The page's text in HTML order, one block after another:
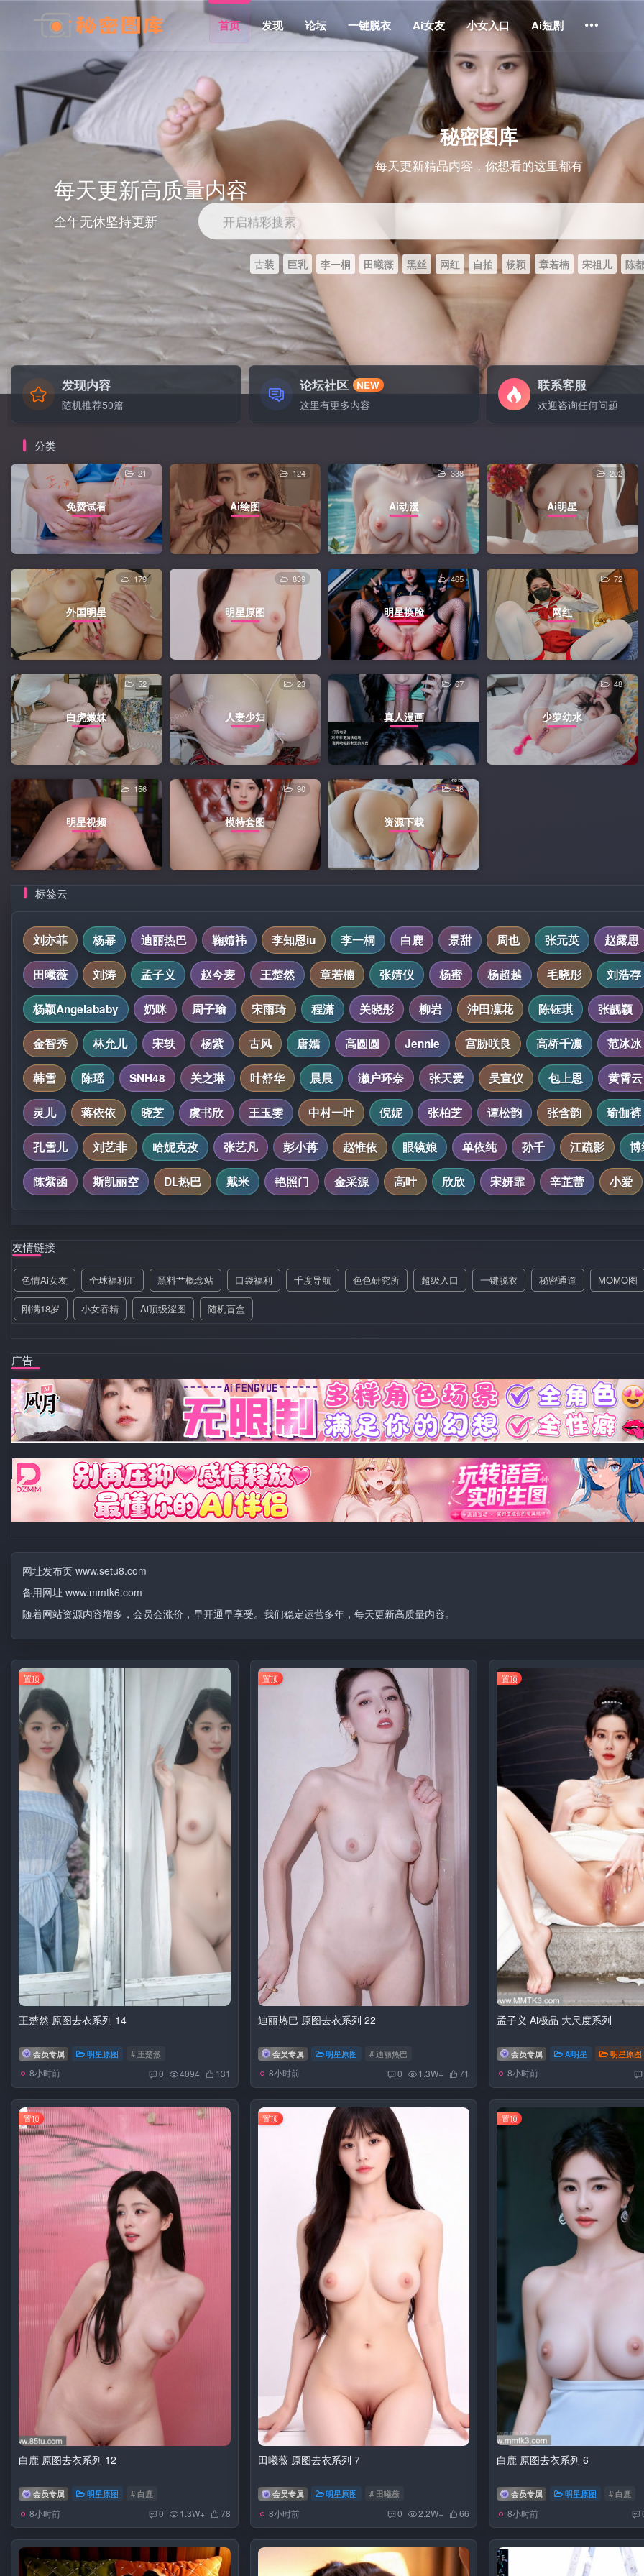
首页 发现 论坛 一键脱衣 Ai女友 小女入口 Ai短剧
每天更新高质量内容
全年无休坚持更新
秘密图库
每天更新精品内容，你想看的这里都有
开启精彩搜索
古装 巨乳 李一桐 田曦薇 黑丝 网红 自拍 杨颖 章若楠 宋祖儿 陈
发现内容
随机推荐50篇
论坛社区 NEW
这里有更多内容
联系客服
欢迎咨询任何问题
分类
免费试看
21
Ai绘图
124
Ai动漫
338
Ai明星
202
外国明星
179
明星原图
839
明星换脸
465
网红
72
白虎嫩妹
52
人妻少妇
23
真人漫画
67
少萝幼水
48
明星视频
156
模特套图
90
资源下载
48
标签云
刘亦菲 杨幂 迪丽热巴 鞠婧祎 李知恩iu 李一桐 白鹿 景甜 周也 张元英 赵露思
田曦薇 刘涛 孟子义 赵今麦 王楚然 章若楠 张婧仪 杨蜜 杨超越 毛晓彤 刘浩存
杨颖Angelababy 奶咪 周子瑜 宋雨琦 程潇 关晓彤 柳岩 沖田凜花 陈钰琪 张靓颖
金智秀 林允儿 宋轶 杨紫 古风 唐嫣 高圆圆 Jennie 宫胁咲良 高桥千凛 范冰冰
韩雪 陈瑶 SNH48 关之琳 叶舒华 晨晨 濑户环奈 张天爱 吴宣仪 包上恩 黄霄云
灵儿 蒋依依 晓芝 虞书欣 王玉雯 中村一叶 倪妮 张柏芝 谭松韵 张含韵 瑜伽裤
孔雪儿 刘艺非 哈妮克孜 张艺凡 彭小苒 赵惟依 眼镜娘 单依纯 孙千 江疏影 博
陈紫函 斯凯丽空 DL热巴 戴米 艳照门 金采源 高叶 欣欣 宋妍霏 辛芷蕾 小爱
友情链接
色情Ai女友 全球福利汇 黑料艹概念站 口袋福利 千度导航 色色研究所 超级入口 一键脱衣 秘密通道 MOMO图
刚满18岁 小女吞精 Ai顶级涩图 随机盲盒
广告
网址发布页 www.setu8.com
备用网址 www.mmtk6.com
随着网站资源内容增多，会员会涨价，早开通早享受。我们稳定运营多年，每天更新高质量内容。
置顶
王楚然 原图去衣系列 14
会员专属 明星原图 # 王楚然
8小时前 0 4094 131
置顶
迪丽热巴 原图去衣系列 22
会员专属 明星原图 # 迪丽热巴
8小时前 0 1.3W+ 71
置顶
孟子义 Ai极品 大尺度系列
会员专属 Ai明星 明星原图
8小时前
置顶
白鹿 原图去衣系列 12
会员专属 明星原图 # 白鹿
8小时前 0 1.3W+ 78
置顶
田曦薇 原图去衣系列 7
会员专属 明星原图 # 田曦薇
8小时前 0 2.2W+ 66
置顶
白鹿 原图去衣系列 6
会员专属 明星原图 # 白鹿
8小时前